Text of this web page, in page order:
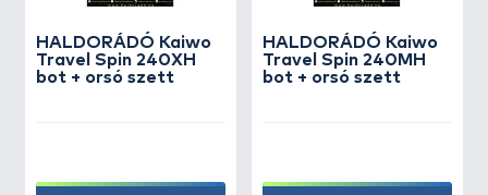
HALDORÁDÓ Kaiwo
Travel Spin 240XH
bot + orsó szett
HALDORÁDÓ Kaiwo
Travel Spin 240MH
bot + orsó szett